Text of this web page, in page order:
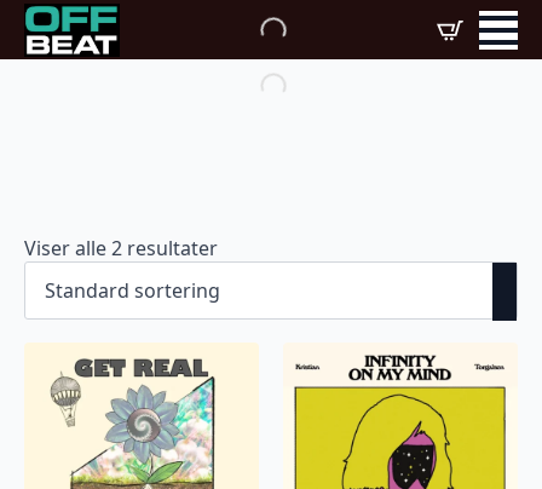
Viser alle 2 resultater